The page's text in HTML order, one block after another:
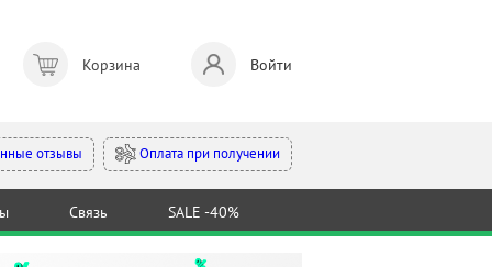
Корзина Войти
отзывы Оплата при получении
Связь SALE -40%